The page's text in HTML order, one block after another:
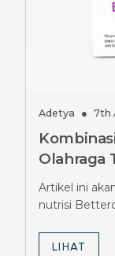
Adetya ● 7th
Olahraga
Hasil Diet
Artikel ini
nutrisi
LIHAT